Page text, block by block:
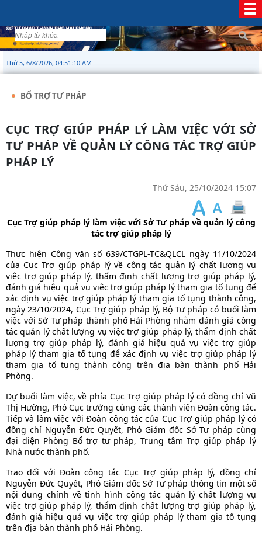
Thứ 5, 6/8/2026, 04:51:10 AM
BỔ TRỢ TƯ PHÁP
CỤC TRỢ GIÚP PHÁP LÝ LÀM VIỆC VỚI SỞ
TƯ PHÁP VỀ QUẢN LÝ CÔNG TÁC TRỢ GIÚP
PHÁP LÝ
Thứ Sáu, 25/10/2024 15:07
Cục Trợ giúp pháp lý làm việc với Sở Tư pháp về quản lý công
tác trợ giúp pháp lý
Thực hiện Công văn số 639/CTGPL-TC&QLCL ngày 11/10/2024
của Cục Trợ giúp pháp lý về công tác quản lý chất lượng vụ
việc trợ giúp pháp lý, thẩm định chất lượng trợ giúp pháp lý,
đánh giá hiệu quả vụ việc trợ giúp pháp lý tham gia tố tụng để
xác định vụ việc trợ giúp pháp lý tham gia tố tụng thành công,
ngày 23/10/2024, Cục Trợ giúp pháp lý, Bộ Tư pháp có buổi làm
việc với Sở Tư pháp thành phố Hải Phòng nhằm đánh giá công
tác quản lý chất lượng vụ việc trợ giúp pháp lý, thẩm định chất
lượng trợ giúp pháp lý, đánh giá hiệu quả vụ việc trợ giúp
pháp lý tham gia tố tụng để xác định vụ việc trợ giúp pháp lý
tham gia tố tụng thành công trên địa bàn thành phố Hải
Phòng.
Dự buổi làm việc, về phía Cục Trợ giúp pháp lý có đồng chí Vũ
Thị Hường, Phó Cục trưởng cùng các thành viên Đoàn công tác.
Tiếp và làm việc với Đoàn công tác của Cục Trợ giúp pháp lý có
đồng chí Nguyễn Đức Quyết, Phó Giám đốc Sở Tư pháp cùng
đại diện Phòng Bổ trợ tư pháp, Trung tâm Trợ giúp pháp lý
Nhà nước thành phố.
Trao đổi với Đoàn công tác Cục Trợ giúp pháp lý, đồng chí
Nguyễn Đức Quyết, Phó Giám đốc Sở Tư pháp thông tin một số
nội dung chính về tình hình công tác quản lý chất lượng vụ
việc trợ giúp pháp lý, thẩm định chất lượng trợ giúp pháp lý,
đánh giá hiệu quả vụ việc trợ giúp pháp lý tham gia tố tụng
trên địa bàn thành phố Hải Phòng.